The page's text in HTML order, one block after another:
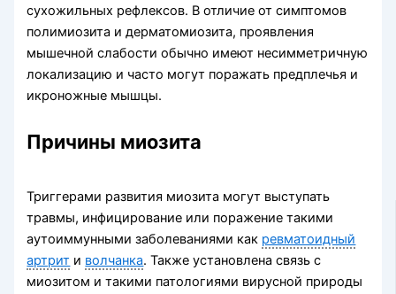
сухожильных рефлексов. В отличие от симптомов
полимиозита и дерматомиозита, проявления
мышечной слабости обычно имеют несимметричную
локализацию и часто могут поражать предплечья и
икроножные мышцы.
Причины миозита
Триггерами развития миозита могут выступать
травмы, инфицирование или поражение такими
аутоиммунными заболеваниями как ревматоидный
артрит и волчанка. Также установлена связь с
миозитом и такими патологиями вирусной природы